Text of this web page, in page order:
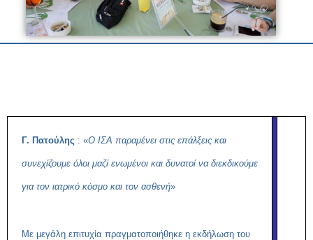
Γ. Πατούλης : «Ο ΙΣΑ παραμένει στις επάλξεις και
συνεχίζουμε όλοι μαζί ενωμένοι και δυνατοί να διεκδικούμε
για τον ιατρικό κόσμο και τον ασθενή»
Με μεγάλη επιτυχία πραγματοποιήθηκε η εκδήλωση του